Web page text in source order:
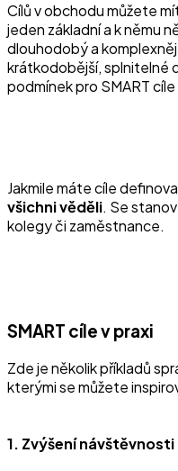
Cílů v obchodu můžete
jeden základní a k němu
dlouhodobý a
krátkodobější, splnitelné
podmínek pro SMART
Jakmile máte cíle
všichni věděli. Se
kolegy či zaměstnance.
SMART cíle v praxi
Zde je několik příkladů
kterými se můžete
1. Zvýšení